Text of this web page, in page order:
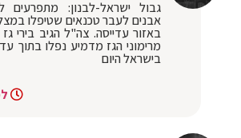
גבול ישראל-לבנון: מתפרעים
אבנים לעבר טכנאים שטיפלו
באזור עדייסה. צה"ל הגיב בירי
מרימוני הגז מדמיע נפלו בתוך
בישראל היום